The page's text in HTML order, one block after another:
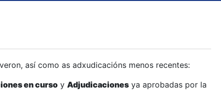
así como as adxudicacións menos recentes:
en curso y Adjudicaciones ya aprobadas por la